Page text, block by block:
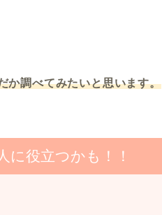
か調べてみたいと思います。
に役立つかも！！